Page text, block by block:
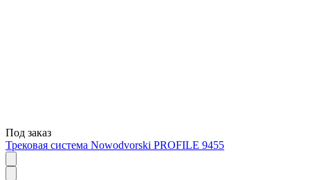
Под заказ
Трековая система Nowodvorski PROFILE 9455